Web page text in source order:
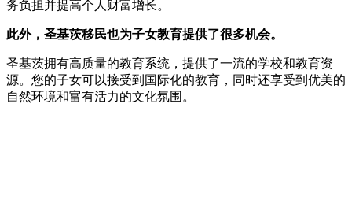
务负担并提高个人财富增长。
此外，圣基茨移民也为子女教育提供了很多机会。
圣基茨拥有高质量的教育系统，提供了一流的学校和教育资
源。您的子女可以接受到国际化的教育，同时还享受到优美的
自然环境和富有活力的文化氛围。